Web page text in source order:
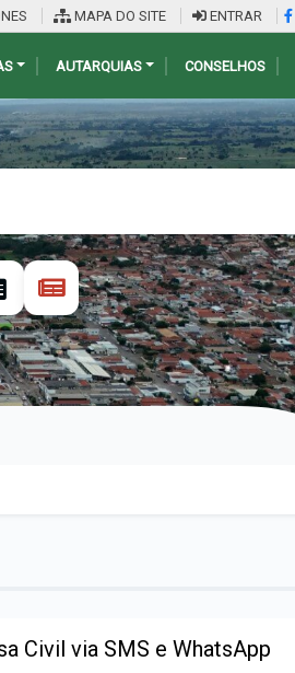
MAPA DO SITE ENTRAR
AUTARQUIAS CONSELHOS
Civil via SMS e WhatsApp